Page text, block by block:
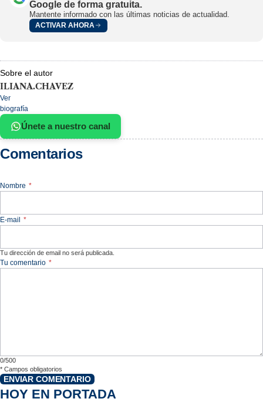
Google de forma gratuita.
Mantente informado con las últimas noticias de actualidad.
ACTIVAR AHORA
Sobre el autor
ILIANA.CHAVEZ
Ver
biografía
Únete a nuestro canal
Comentarios
Nombre *
E-mail *
Tu dirección de email no será publicada.
Tu comentario *
0/500
* Campos obligatorios
ENVIAR COMENTARIO
HOY EN PORTADA